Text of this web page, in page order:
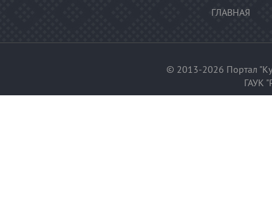
ГЛАВНАЯ
© 2013-2026 Портал
ГАУК